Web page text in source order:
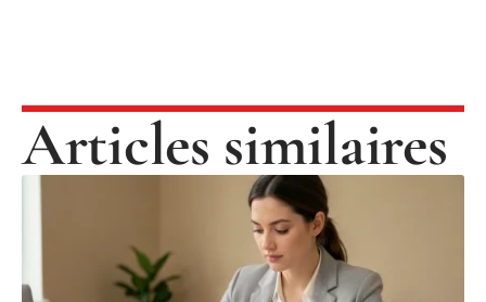
Articles similaires